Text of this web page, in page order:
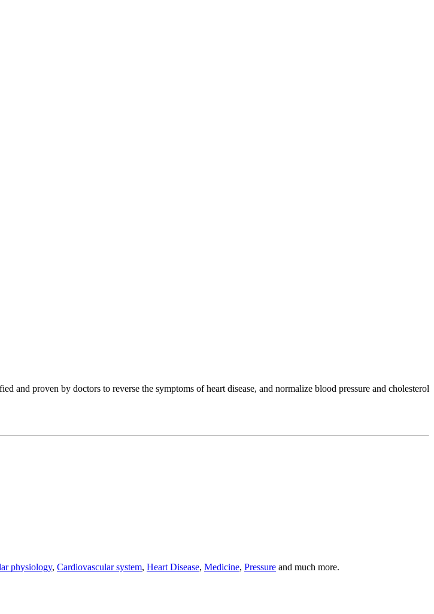
and proven by doctors to reverse the symptoms of heart disease, and normalize blood pressure and cholesterol
physiology, Cardiovascular system, Heart Disease, Medicine, Pressure and much more.